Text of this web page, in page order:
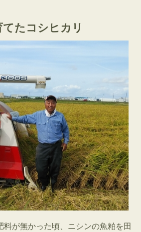
たコシヒカリ
料が無かった頃、ニシンの魚粕を田